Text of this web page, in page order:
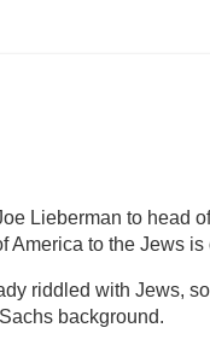
Lieberman to head
America to the Jews is
riddled with Jews,
background.